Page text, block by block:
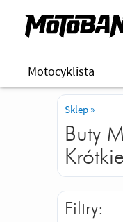
Motocyklista
Sklep »
Buty
Krótkie
Filtry: